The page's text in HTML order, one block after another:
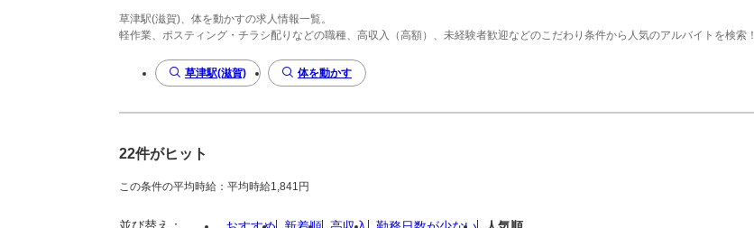
草津駅(滋賀)、体を動かすの求人情報一覧。
軽作業、ポスティング・チラシ配りなどの職種、高収入（高額）、未経験者歓迎などのこだわり条件から人気のアルバイトを検索！
草津駅(滋賀) 体を動かす
22件がヒット
この条件の平均時給：平均時給1,841円